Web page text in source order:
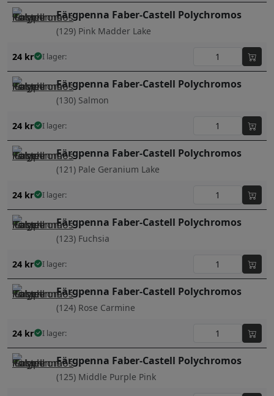
Färgpenna Faber-Castell Polychromos
(129) Pink Madder Lake
24 kr I lager:
Färgpenna Faber-Castell Polychromos
(130) Salmon
24 kr I lager:
Färgpenna Faber-Castell Polychromos
(121) Pale Geranium Lake
24 kr I lager:
Färgpenna Faber-Castell Polychromos
(123) Fuchsia
24 kr I lager:
Färgpenna Faber-Castell Polychromos
(124) Rose Carmine
24 kr I lager:
Färgpenna Faber-Castell Polychromos
(125) Middle Purple Pink